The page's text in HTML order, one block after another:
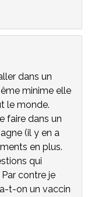
dans un
minime elle
le monde.
faire dans un
(il y en a
en plus.
qui
contre je
t-on un vaccin